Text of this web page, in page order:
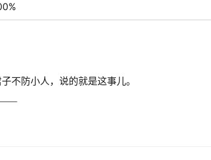
不防小人，说的就是这事儿。